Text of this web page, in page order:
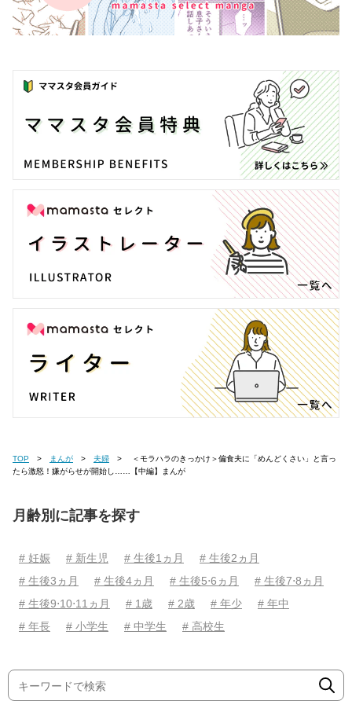
TOP まんが 夫婦
たら激怒！嫌がらせが開始し……【中編】まんが
月齢別に記事を探す
# 妊娠 # 新生児 # 生後1ヵ月
# 生後2ヵ月
# 生後3ヵ月
# 生後4ヵ月 # 生後5⋅6ヵ月
# 生後7⋅8ヵ月
# 生後9⋅10⋅11ヵ月
# 1歳 # 2歳 # 年少
# 年中
# 年長
# 小学生 # 中学生 # 高校生